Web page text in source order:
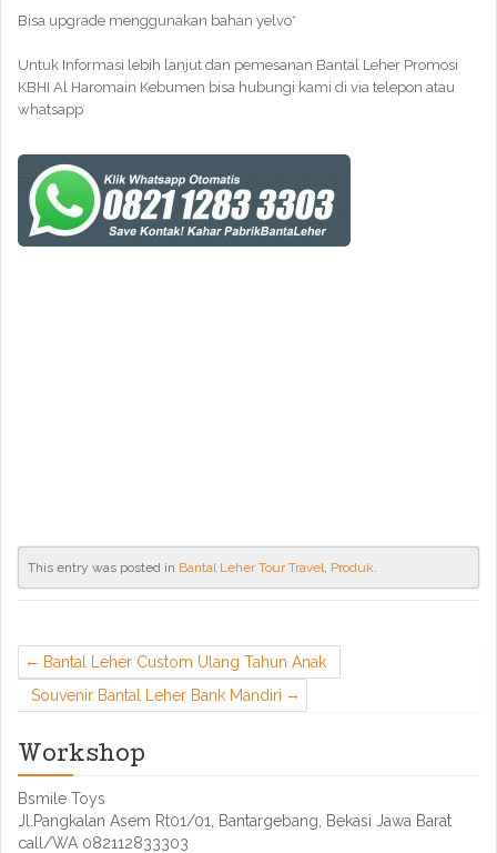
Bisa upgrade menggunakan bahan yelvo*
Untuk Informasi lebih lanjut dan pemesanan Bantal Leher Promosi
KBHI Al Haromain Kebumen bisa hubungi kami di via telepon atau
whatsapp
This entry was posted in Bantal Leher Tour Travel, Produk.
Bantal Leher Custom Ulang Tahun Anak
Souvenir Bantal Leher Bank Mandiri
Workshop
Bsmile Toys
Jl.Pangkalan Asem Rt01/01, Bantargebang, Bekasi Jawa Barat
call/WA 082112833303